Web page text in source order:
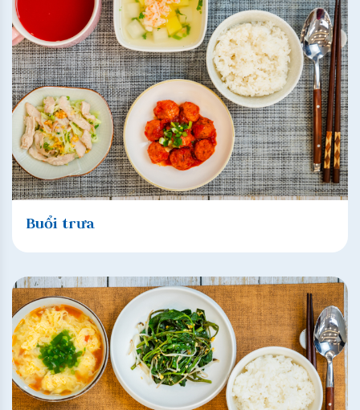
Buổi trưa